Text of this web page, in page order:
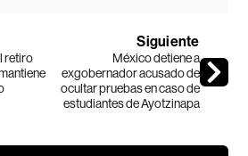
retiro
Siguiente
México detiene a
exgobernador acusado de
ocultar pruebas en caso de
estudiantes de Ayotzinapa